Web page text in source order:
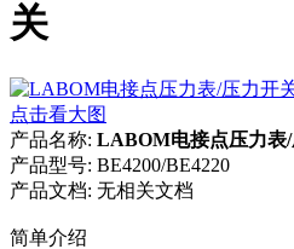
关
点击看大图
产品名称: LABOM电接点压力表
产品型号: BE4200/BE4220
产品文档: 无相关文档
简单介绍